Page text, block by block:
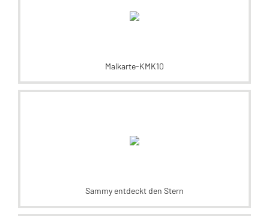
Malkarte-KMK10
Sammy entdeckt den Stern